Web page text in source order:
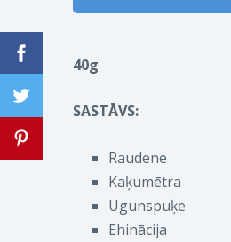
40g
SASTĀVS:
Raudene
Kaķumētra
Ugunspuķe
Ehinācija